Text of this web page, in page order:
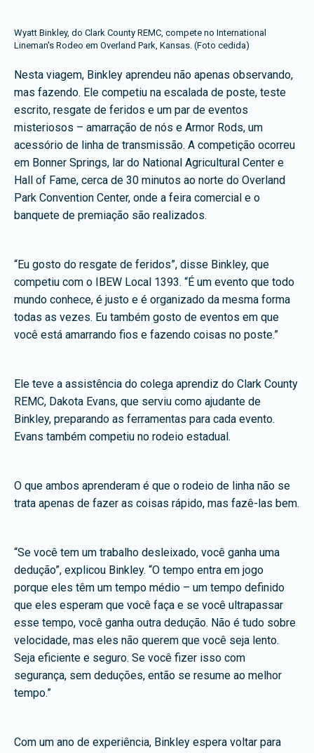
Wyatt Binkley, do Clark County REMC, compete no International
Lineman's Rodeo em Overland Park, Kansas. (Foto cedida)
Nesta viagem, Binkley aprendeu não apenas observando,
mas fazendo. Ele competiu na escalada de poste, teste
escrito, resgate de feridos e um par de eventos
misteriosos – amarração de nós e Armor Rods, um
acessório de linha de transmissão. A competição ocorreu
em Bonner Springs, lar do National Agricultural Center e
Hall of Fame, cerca de 30 minutos ao norte do Overland
Park Convention Center, onde a feira comercial e o
banquete de premiação são realizados.
“Eu gosto do resgate de feridos”, disse Binkley, que
competiu com o IBEW Local 1393. “É um evento que todo
mundo conhece, é justo e é organizado da mesma forma
todas as vezes. Eu também gosto de eventos em que
você está amarrando fios e fazendo coisas no poste.”
Ele teve a assistência do colega aprendiz do Clark County
REMC, Dakota Evans, que serviu como ajudante de
Binkley, preparando as ferramentas para cada evento.
Evans também competiu no rodeio estadual.
O que ambos aprenderam é que o rodeio de linha não se
trata apenas de fazer as coisas rápido, mas fazê-las bem.
“Se você tem um trabalho desleixado, você ganha uma
dedução”, explicou Binkley. “O tempo entra em jogo
porque eles têm um tempo médio – um tempo definido
que eles esperam que você faça e se você ultrapassar
esse tempo, você ganha outra dedução. Não é tudo sobre
velocidade, mas eles não querem que você seja lento.
Seja eficiente e seguro. Se você fizer isso com
segurança, sem deduções, então se resume ao melhor
tempo.”
Com um ano de experiência, Binkley espera voltar para